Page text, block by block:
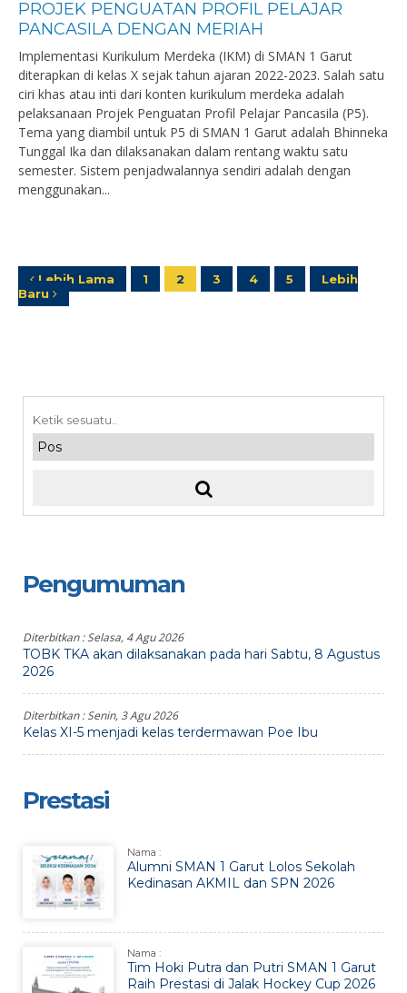
PROJEK PENGUATAN PROFIL PELAJAR
PANCASILA DENGAN MERIAH
Implementasi Kurikulum Merdeka (IKM) di SMAN 1 Garut
diterapkan di kelas X sejak tahun ajaran 2022-2023. Salah satu
ciri khas atau inti dari konten kurikulum merdeka adalah
pelaksanaan Projek Penguatan Profil Pelajar Pancasila (P5).
Tema yang diambil untuk P5 di SMAN 1 Garut adalah Bhinneka
Tunggal Ika dan dilaksanakan dalam rentang waktu satu
semester. Sistem penjadwalannya sendiri adalah dengan
menggunakan...
Lebih Lama 1 2 3 4 5
Lebih
Baru
Pengumuman
Diterbitkan :Selasa, 4 Agu 2026
TOBK TKA akan dilaksanakan pada hari Sabtu, 8 Agustus
2026
Diterbitkan :Senin, 3 Agu 2026
Kelas XI-5 menjadi kelas terdermawan Poe Ibu
Prestasi
Nama :
Alumni SMAN 1 Garut Lolos Sekolah
Kedinasan AKMIL dan SPN 2026
Nama :
Tim Hoki Putra dan Putri SMAN 1 Garut
Raih Prestasi di Jalak Hockey Cup 2026